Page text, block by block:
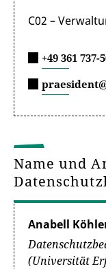
C02 –
+49 361 737-
Name und
Anabell
(Universität